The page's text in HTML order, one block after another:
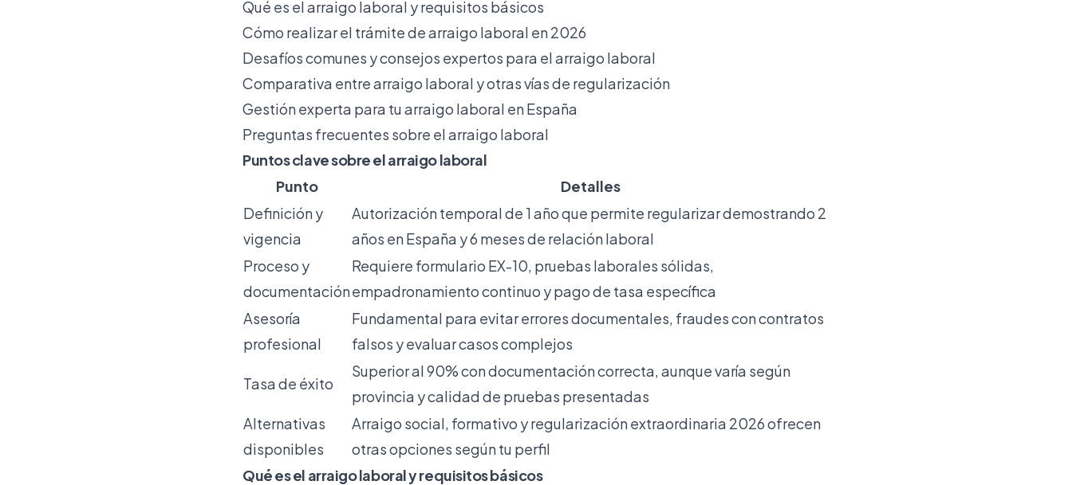
Qué es el arraigo laboral y requisitos básicos
Cómo realizar el trámite de arraigo laboral en 2026
Desafíos comunes y consejos expertos para el arraigo laboral
Comparativa entre arraigo laboral y otras vías de regularización
Gestión experta para tu arraigo laboral en España
Preguntas frecuentes sobre el arraigo laboral
Puntos clave sobre el arraigo laboral
Punto
Detalles
Definición y
vigencia
Autorización temporal de 1 año que permite regularizar demostrando 2
años en España y 6 meses de relación laboral
Proceso y
documentación
Requiere formulario EX-10, pruebas laborales sólidas,
empadronamiento continuo y pago de tasa específica
Asesoría
profesional
Fundamental para evitar errores documentales, fraudes con contratos
falsos y evaluar casos complejos
Tasa de éxito
Superior al 90% con documentación correcta, aunque varía según
provincia y calidad de pruebas presentadas
Alternativas
disponibles
Arraigo social, formativo y regularización extraordinaria 2026 ofrecen
otras opciones según tu perfil
Qué es el arraigo laboral y requisitos básicos